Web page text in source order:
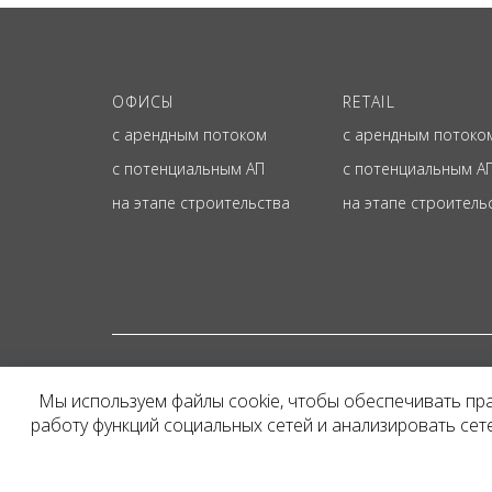
ОФИСЫ
с арендным потоком
с потенциальным АП
на этапе строительства
RETAIL
с арендным
с потенциальным
на этапе
Представленная на
и не является
Мы используем файлы cookie, чтобы обеспечивать
работу функций социальных сетей и анализировать